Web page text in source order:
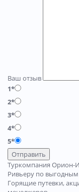
Ваш отзыв
1*
2*
3*
4*
5*
Отправить
Туркомпания Орион-
Ривьеру по
Горящие путевки,